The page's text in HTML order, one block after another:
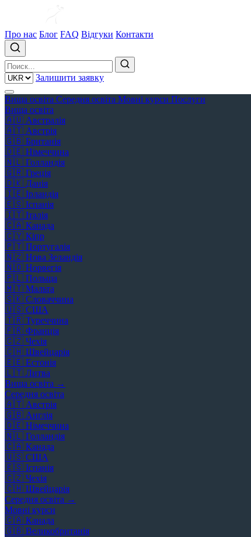
Про нас Блог FAQ Відгуки Контакти
Залишити заявку
Вища освіта Середня освіта Мовні курси Послуги
Вища освіта
🇦🇺 Австралія
🇦🇹 Австрія
🇬🇧 Британія
🇩🇪 Німеччина
🇳🇱 Голландія
🇬🇷 Греція
🇩🇰 Данія
🇮🇪 Ірландія
🇪🇸 Іспанія
🇮🇹 Італія
🇨🇦 Канада
🇨🇾 Кіпр
🇵🇹 Португалія
🇳🇿 Нова Зеландія
🇳🇴 Норвегія
🇵🇱 Польща
🇲🇹 Мальта
🇸🇰 Словаччина
🇺🇸 США
🇹🇷 Туреччина
🇫🇷 Франція
🇨🇿 Чехія
🇨🇭 Швейцарія
🇪🇪 Естонія
🇱🇹 Литва
Вища освіта →
Середня освіта
🇦🇹 Австрія
🇬🇧 Англія
🇩🇪 Німеччина
🇳🇱 Голландія
🇨🇦 Канада
🇺🇸 США
🇪🇸 Іспанія
🇨🇿 Чехія
🇨🇭 Швейцарія
Середня освіта →
Мовні курси
🇨🇦 Канада
🇬🇧 Великобританія